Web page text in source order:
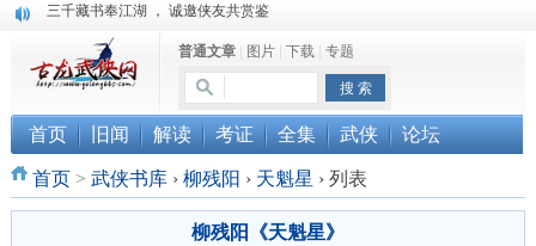
三千藏书奉江湖 ， 诚邀侠友共赏鉴
“武侠书库”查缺补漏活动圆满结束
珠海《古龙作品集》PDF扫描版分享
普通文章| 图片| 下载| 专题
首页 旧闻 解读 考证 全集 武侠 论坛
首页> 武侠书库 › 柳残阳 › 天魁星 ›列表
柳残阳《天魁星》